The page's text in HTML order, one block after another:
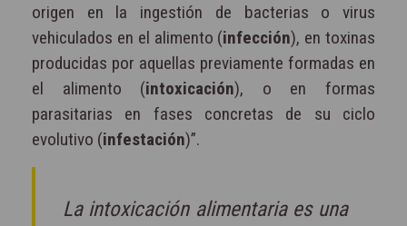
origen en la ingestión de bacterias o virus
vehiculados en el alimento (infección), en toxinas
producidas por aquellas previamente formadas en
el alimento (intoxicación), o en formas
parasitarias en fases concretas de su ciclo
evolutivo (infestación)”.
La intoxicación alimentaria es una